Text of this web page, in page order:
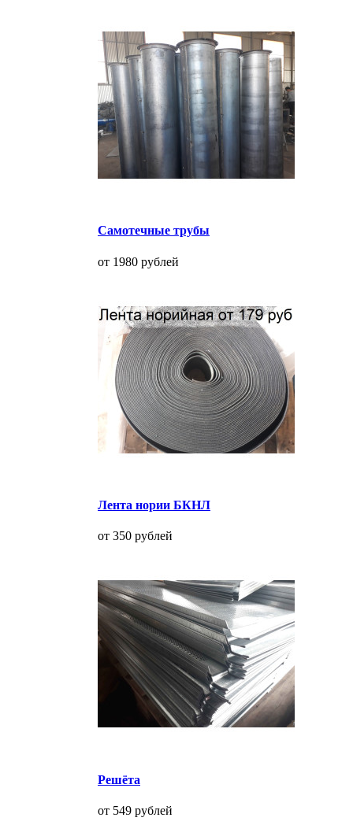
Самотечные трубы
от 1980 рублей
Лента нории БКНЛ
от 350 рублей
Решёта
от 549 рублей